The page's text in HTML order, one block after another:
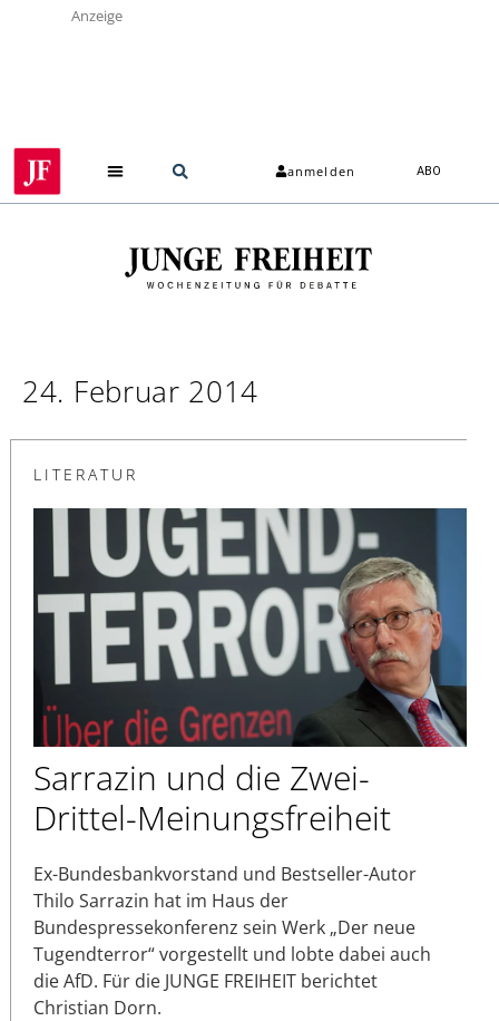
Anzeige
anmelden ABO
24. Februar 2014
LITERATUR
Sarrazin und die Zwei-
Drittel-Meinungsfreiheit
Ex-Bundesbankvorstand und Bestseller-Autor
Thilo Sarrazin hat im Haus der
Bundespressekonferenz sein Werk „Der neue
Tugendterror“ vorgestellt und lobte dabei auch
die AfD. Für die JUNGE FREIHEIT berichtet
Christian Dorn.